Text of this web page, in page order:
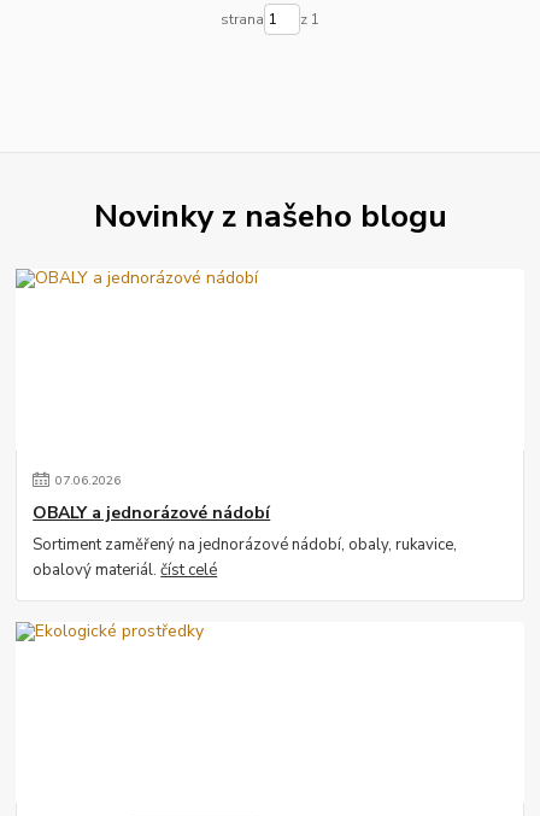
strana z 1
Novinky z našeho blogu
07.06.2026
OBALY a jednorázové nádobí
Sortiment zaměřený na jednorázové nádobí, obaly, rukavice,
obalový materiál.číst celé